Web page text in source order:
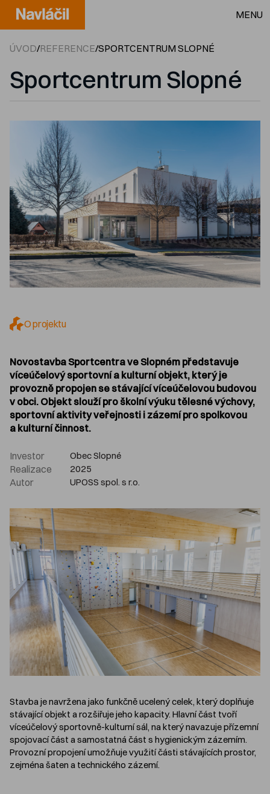
MENU
ÚVOD/REFERENCE/SPORTCENTRUM SLOPNÉ
Sportcentrum Slopné
O projektu
Novostavba Sportcentra ve Slopném představuje
víceúčelový sportovní a kulturní objekt, který je
provozně propojen se stávající víceúčelovou budovou
v obci. Objekt slouží pro školní výuku tělesné výchovy,
sportovní aktivity veřejnosti i zázemí pro spolkovou
a kulturní činnost.
Investor Obec Slopné
Realizace 2025
Autor UPOSS spol. s r.o.
Stavba je navržena jako funkčně ucelený celek, který doplňuje
stávající objekt a rozšiřuje jeho kapacity. Hlavní část tvoří
víceúčelový sportovně-kulturní sál, na který navazuje přízemní
spojovací část a samostatná část s hygienickým zázemím.
Provozní propojení umožňuje využití části stávajících prostor,
zejména šaten a technického zázemí.